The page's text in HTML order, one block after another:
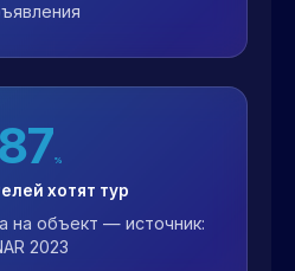
87%
хотят тур
на объект — источник:
2023